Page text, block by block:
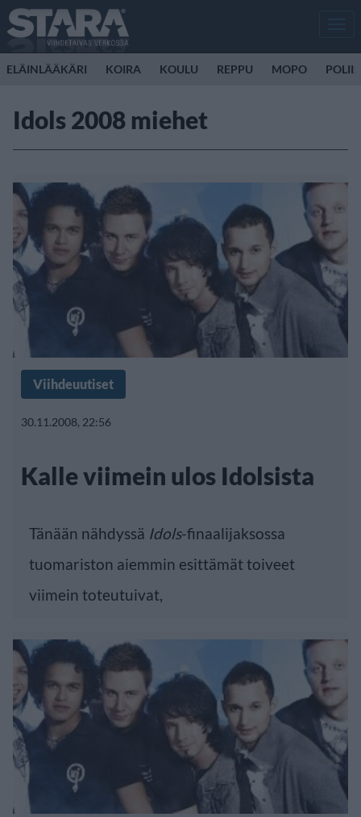
ELÄINLÄÄKÄRI KOIRA KOULU REPPU MOPO
Idols 2008 miehet
Viihdeuutiset
30.11.2008, 22:56
Kalle viimein ulos Idolsista
Tänään nähdyssä Idols-finaalijaksossa
tuomariston aiemmin esittämät toiveet
viimein toteutuivat,